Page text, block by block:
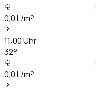
0,0L/m²
11:00Uhr
32°
0,0L/m²